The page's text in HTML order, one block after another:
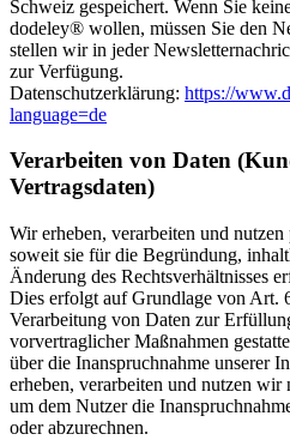
Schweiz gespeichert. Wenn Sie
dodeley® wollen, müssen Sie den
stellen wir in jeder
zur Verfügung.
Datenschutzerklärung: https://
language=de
Verarbeiten von Daten
Vertragsdaten)
Wir erheben, verarbeiten und nutzen
soweit sie für die Begründung,
Änderung des Rechtsverhältnisses
Dies erfolgt auf Grundlage von Art.
Verarbeitung von Daten zur
vorvertraglicher Maßnahmen
über die Inanspruchnahme unserer
erheben, verarbeiten und nutzen
um dem Nutzer die
oder abzurechnen.